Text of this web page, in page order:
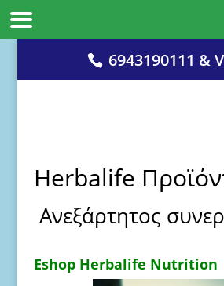
6943190111 &
Herbalife
Ανεξάρτητος
Eshop Herbalife Nutrition